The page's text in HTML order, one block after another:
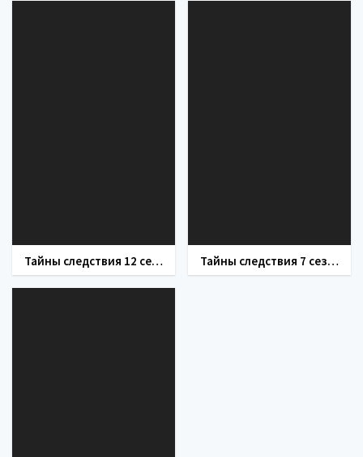
Тайны следствия 12 сезон Тайны следствия 7 сезон